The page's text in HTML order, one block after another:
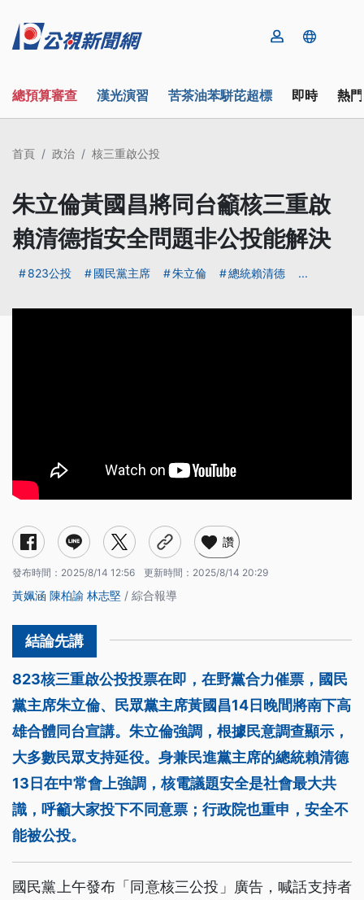
總預算審查 漢光演習 苦茶油苯駢芘超標 即時 熱
首頁 政治 核三重啟公投
朱立倫黃國昌將同台籲核三重啟
賴清德指安全問題非公投能解決
823公投 國民黨主席 朱立倫 總統賴清德 ...
讚
發布時間： 2025/8/14 12:56 更新時間： 2025/8/14 20:29
黃姵涵 陳柏諭 林志堅 / 綜合報導
823核三重啟公投投票在即，在野黨合力催票，國民
黨主席朱立倫、民眾黨主席黃國昌14日晚間將南下高
雄合體同台宣講。朱立倫強調，根據民意調查顯示，
大多數民眾支持延役。身兼民進黨主席的總統賴清德
13日在中常會上強調，核電議題安全是社會最大共
識，呼籲大家投下不同意票；行政院也重申，安全不
能被公投。
國民黨上午發布「同意核三公投」廣告，喊話支持者